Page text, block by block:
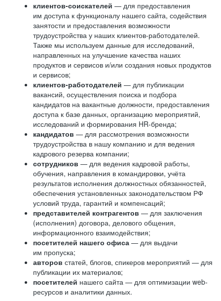
клиентов-соискателей — для предоставления
им доступа к функционалу нашего сайта, содействия
занятости и предоставления возможности
трудоустройства у наших клиентов-работодателей.
Также мы используем данные для исследований,
направленных на улучшение качества наших
продуктов и сервисов и/или создания новых продуктов
и сервисов;
клиентов-работодателей — для публикации
вакансий, осуществления поиска и подбора
кандидатов на вакантные должности, предоставления
доступа к базе данных, организацию мероприятий,
исследований и формирования HR-бренда;
кандидатов — для рассмотрения возможности
трудоустройства в нашу компанию и для ведения
кадрового резерва компании;
сотрудников — для ведения кадровой работы,
обучения, направления в командировки, учёта
результатов исполнения должностных обязанностей,
обеспечения установленных законодательством РФ
условий труда, гарантий и компенсаций;
представителей контрагентов — для заключения
(исполнения) договора, делового общения,
информационного взаимодействия;
посетителей нашего офиса — для выдачи
им пропуска;
авторов статей, блогов, спикеров мероприятий — для
публикации их материалов;
посетителей нашего сайта — для оптимизации web-
ресурсов и аналитики данных.